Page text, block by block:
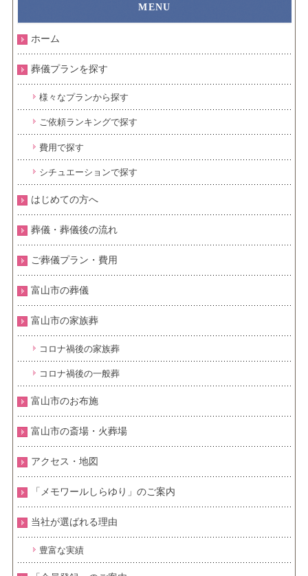
ホーム
葬儀プランを探す
様々なプランから探す
ご依頼ランキングで探す
費用で探す
シチュエーションで探す
はじめての方へ
葬儀・葬儀後の流れ
ご葬儀プラン・費用
富山市の葬儀
富山市の家族葬
コロナ禍後の家族葬
コロナ禍後の一般葬
富山市のお布施
富山市の斎場・火葬場
アクセス・地図
「メモワールしらゆり」のご案内
当社が選ばれる理由
豊富な実績